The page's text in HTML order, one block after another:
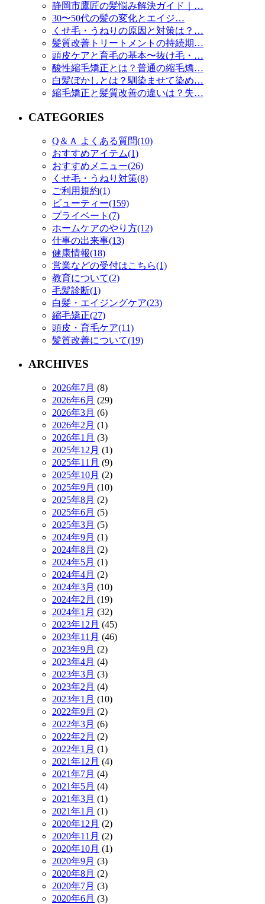
静岡市鷹匠の髪悩み解決ガイド｜…
30〜50代の髪の変化とエイジ…
くせ毛・うねりの原因と対策は？…
髪質改善トリートメントの持続期…
頭皮ケアと育毛の基本〜抜け毛・…
酸性縮毛矯正とは？普通の縮毛矯…
白髪ぼかしとは？馴染ませて染め…
縮毛矯正と髪質改善の違いは？失…
CATEGORIES
Q＆Ａ よくある質問(10)
おすすめアイテム(1)
おすすめメニュー(26)
くせ毛・うねり対策(8)
ご利用規約(1)
ビューティー(159)
プライベート(7)
ホームケアのやり方(12)
仕事の出来事(13)
健康情報(18)
営業などの受付はこちら(1)
教育について(2)
毛髪診断(1)
白髪・エイジングケア(23)
縮毛矯正(27)
頭皮・育毛ケア(11)
髪質改善について(19)
ARCHIVES
2026年7月 (8)
2026年6月 (29)
2026年3月 (6)
2026年2月 (1)
2026年1月 (3)
2025年12月 (1)
2025年11月 (9)
2025年10月 (2)
2025年9月 (10)
2025年8月 (2)
2025年6月 (5)
2025年3月 (5)
2024年9月 (1)
2024年8月 (2)
2024年5月 (1)
2024年4月 (2)
2024年3月 (10)
2024年2月 (19)
2024年1月 (32)
2023年12月 (45)
2023年11月 (46)
2023年9月 (2)
2023年4月 (4)
2023年3月 (3)
2023年2月 (4)
2023年1月 (10)
2022年9月 (2)
2022年3月 (6)
2022年2月 (2)
2022年1月 (1)
2021年12月 (4)
2021年7月 (4)
2021年5月 (4)
2021年3月 (1)
2021年1月 (1)
2020年12月 (2)
2020年11月 (2)
2020年10月 (1)
2020年9月 (3)
2020年8月 (2)
2020年7月 (3)
2020年6月 (3)